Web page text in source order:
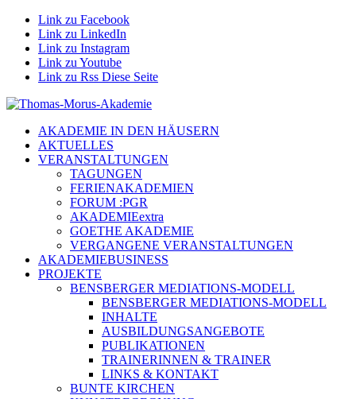
Link zu Facebook
Link zu LinkedIn
Link zu Instagram
Link zu Youtube
Link zu Rss Diese Seite
AKADEMIE IN DEN HÄUSERN
AKTUELLES
VERANSTALTUNGEN
TAGUNGEN
FERIENAKADEMIEN
FORUM :PGR
AKADEMIEextra
GOETHE AKADEMIE
VERGANGENE VERANSTALTUNGEN
AKADEMIEBUSINESS
PROJEKTE
BENSBERGER MEDIATIONS-MODELL
BENSBERGER MEDIATIONS-MODELL
INHALTE
AUSBILDUNGSANGEBOTE
PUBLIKATIONEN
TRAINERINNEN & TRAINER
LINKS & KONTAKT
BUNTE KIRCHEN